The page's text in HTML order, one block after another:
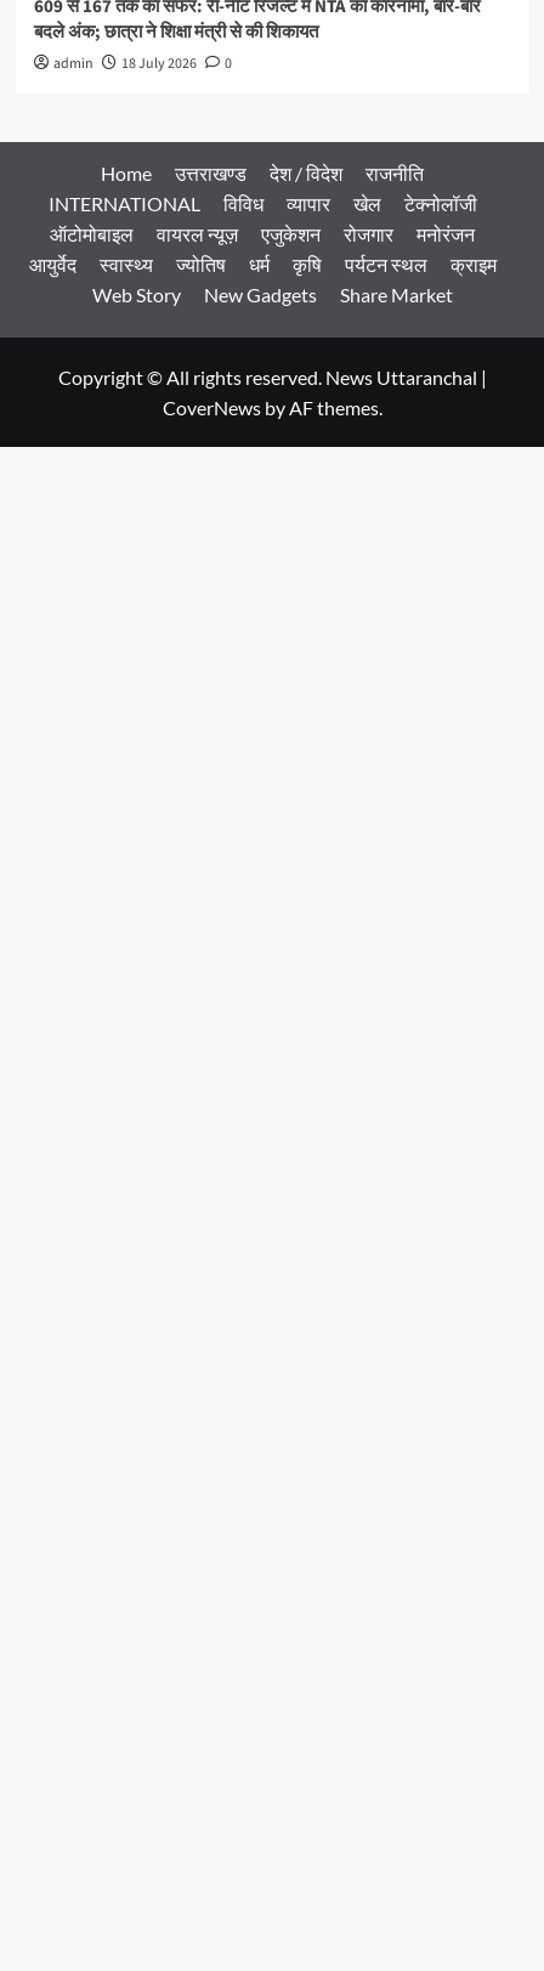
609 से 167 तक का सफर: री-नीट रिजल्ट में NTA का कारनामा, बार-बार
बदले अंक; छात्रा ने शिक्षा मंत्री से की शिकायत
admin 18 July 2026 0
Home उत्तराखण्ड देश / विदेश
राजनीति
INTERNATIONAL
विविध व्यापार खेल
टेक्नोलॉजी
ऑटोमोबाइल
वायरल न्यूज़ एजुकेशन रोजगार
मनोरंजन
आयुर्वेद
स्वास्थ्य ज्योतिष धर्म कृषि पर्यटन स्थल
क्राइम
Web Story
New Gadgets Share Market
Copyright © All rights reserved. News Uttaranchal |
CoverNewsby AF themes.